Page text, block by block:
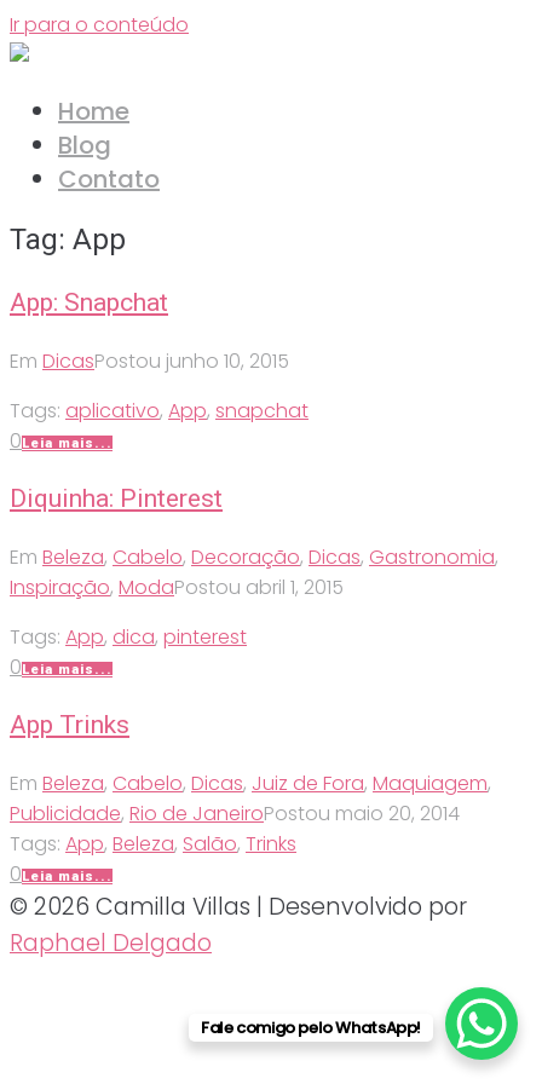
Ir para o conteúdo
Home
Blog
Contato
Tag: App
App: Snapchat
Em DicasPostou junho 10, 2015
Tags: aplicativo, App, snapchat
0Leia mais...
Diquinha: Pinterest
Em Beleza, Cabelo, Decoração, Dicas, Gastronomia,
Inspiração, ModaPostou abril 1, 2015
Tags: App, dica, pinterest
0Leia mais...
App Trinks
Em Beleza, Cabelo, Dicas, Juiz de Fora, Maquiagem,
Publicidade, Rio de JaneiroPostou maio 20, 2014
Tags: App, Beleza, Salão, Trinks
0Leia mais...
© 2026 Camilla Villas | Desenvolvido por
Raphael Delgado
Fale comigo pelo WhatsApp!